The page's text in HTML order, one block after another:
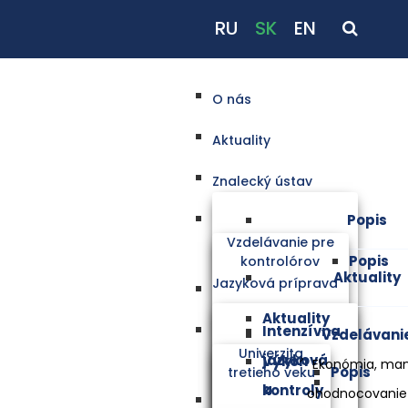
RU SK EN
O nás
Aktuality
Znalecký ústav
Popis
Aktuality
Ekonómia,
Vzdelávanie pre
kontrolórov
Popis
Aktuality
Výkon
kontroly
Jazyková príprava
Intenzívna
jazyková
a
Univerzita
tretieho veku
Popis